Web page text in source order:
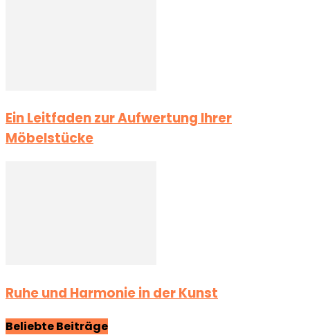
Ein Leitfaden zur Aufwertung Ihrer
Möbelstücke
Ruhe und Harmonie in der Kunst
Beliebte Beiträge